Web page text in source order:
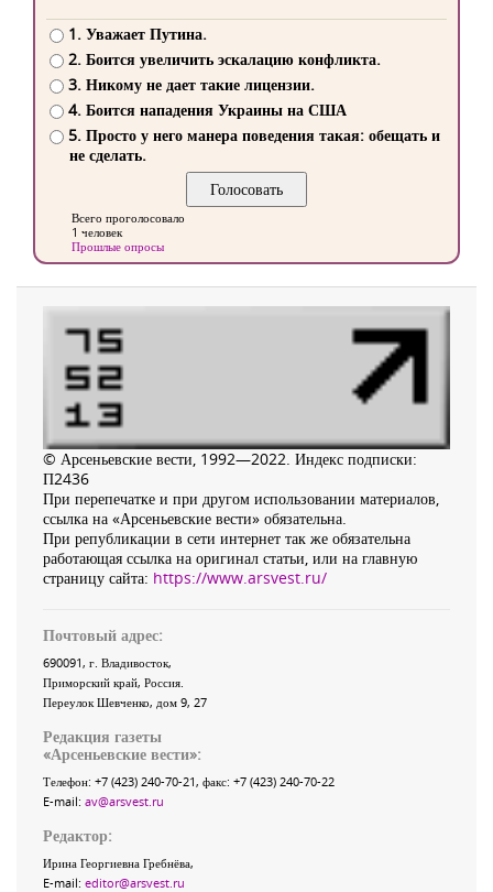
1. Уважает Путина.
2. Боится увеличить эскалацию конфликта.
3. Никому не дает такие лицензии.
4. Боится нападения Украины на США
5. Просто у него манера поведения такая: обещать и
не сделать.
Всего проголосовало
1 человек
Прошлые опросы
© Арсеньевские вести, 1992—2022. Индекс подписки:
П2436
При перепечатке и при другом использовании материалов,
ссылка на «Арсеньевские вести» обязательна.
При републикации в сети интернет так же обязательна
работающая ссылка на оригинал статьи, или на главную
страницу сайта: https://www.arsvest.ru/
Почтовый адрес:
690091, г. Владивосток,
Приморский край, Россия.
Переулок Шевченко, дом 9, 27
Редакция газеты
«Арсеньевские вести»:
Телефон: +7 (423) 240-70-21, факс: +7 (423) 240-70-22
E-mail: av@arsvest.ru
Редактор:
Ирина Георгиевна Гребнёва,
E-mail: editor@arsvest.ru